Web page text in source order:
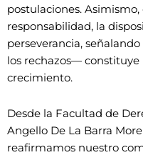
postulaciones.
responsabilidad, la
perseverancia,
los rechazos—
crecimiento.
Desde la Facultad de
Angello De La Barra
reafirmamos nuestro